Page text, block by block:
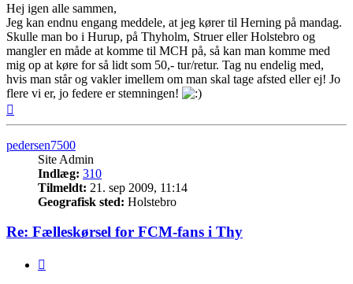
Hej igen alle sammen,
Jeg kan endnu engang meddele, at jeg kører til Herning på mandag.
Skulle man bo i Hurup, på Thyholm, Struer eller Holstebro og
mangler en måde at komme til MCH på, så kan man komme med
mig op at køre for så lidt som 50,- tur/retur. Tag nu endelig med,
hvis man står og vakler imellem om man skal tage afsted eller ej! Jo
flere vi er, jo federe er stemningen!
pedersen7500
Site Admin
Indlæg: 310
Tilmeldt: 21. sep 2009, 11:14
Geografisk sted: Holstebro
Re: Fælleskørsel for FCM-fans i Thy